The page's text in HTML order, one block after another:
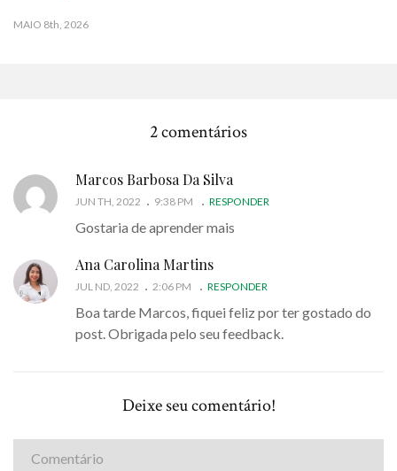
MAIO 8th, 2026
2 comentários
Marcos Barbosa Da Silva
JUN TH, 2022 9:38 PM RESPONDER
Gostaria de aprender mais
Ana Carolina Martins
JUL ND, 2022 2:06 PM RESPONDER
Boa tarde Marcos, fiquei feliz por ter gostado do
post. Obrigada pelo seu feedback.
Deixe seu comentário!